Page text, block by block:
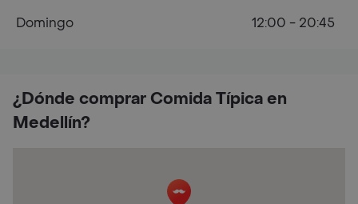
¿Dónde comprar Comida Típica en
Medellín?
Domingo
12:00 - 20:45